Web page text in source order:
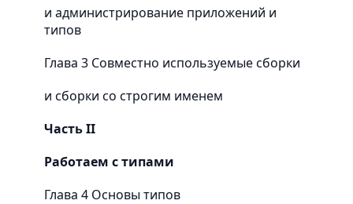
и администрирование приложений и
типов
Глава 3 Совместно используемые сборки
и сборки со строгим именем
Часть II
Работаем с типами
Глава 4 Основы типов